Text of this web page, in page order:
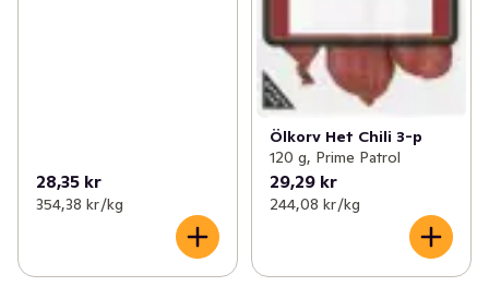
28,35 kr
354,38 kr /kg
Ölkorv Het Chili 3-p
120 g, Prime Patrol
29,29 kr
244,08 kr /kg